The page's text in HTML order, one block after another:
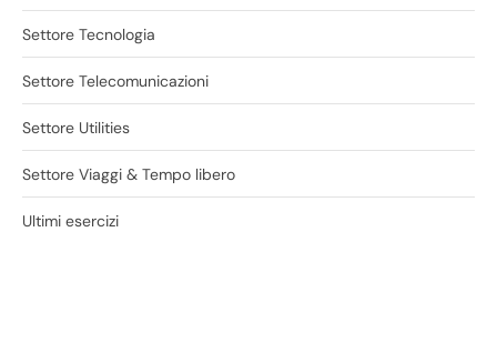
Settore Tecnologia
Settore Telecomunicazioni
Settore Utilities
Settore Viaggi & Tempo libero
Ultimi esercizi